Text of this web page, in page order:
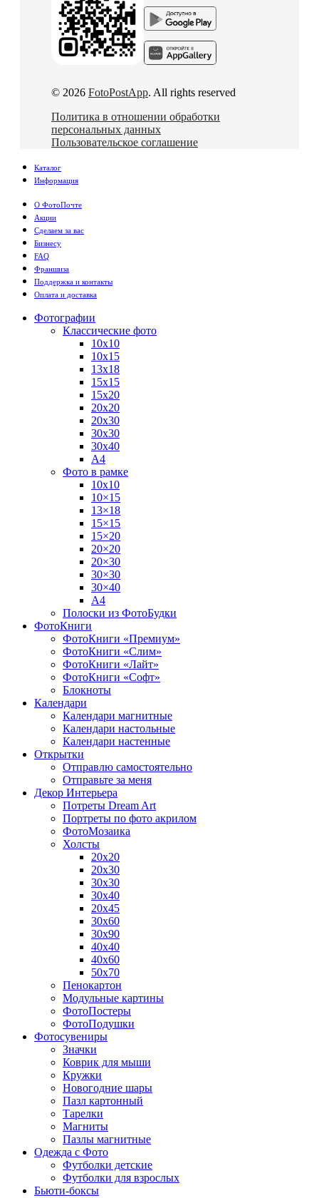
© 2026 FotoPostApp. All rights reserved
Политика в отношении обработки
персональных данных
Пользовательское соглашение
Каталог
Информация
О ФотоПочте
Акции
Сделаем за вас
Бизнесу
FAQ
Франшиза
Поддержка и контакты
Оплата и доставка
Фотографии
Классические фото
10х10
10х15
13х18
15х15
15х20
20х20
20х30
30х30
30х40
А4
Фото в рамке
10х10
10×15
13×18
15×15
15×20
20×20
20×30
30×30
30×40
A4
Полоски из ФотоБудки
ФотоКниги
ФотоКниги «Премиум»
ФотоКниги «Слим»
ФотоКниги «Лайт»
ФотоКниги «Софт»
Блокноты
Календари
Календари магнитные
Календари настольные
Календари настенные
Открытки
Отправлю самостоятельно
Отправьте за меня
Декор Интерьера
Потреты Dream Art
Портреты по фото акрилом
ФотоМозаика
Холсты
20х20
20х30
30х30
30х40
20х45
30х60
30х90
40х40
40х60
50х70
Пенокартон
Модульные картины
ФотоПостеры
ФотоПодушки
Фотоcувениры
Значки
Коврик для мыши
Кружки
Новогодние шары
Пазл картонный
Тарелки
Магниты
Пазлы магнитные
Одежда с Фото
Футболки детские
Футболки для взрослых
Бьюти-боксы